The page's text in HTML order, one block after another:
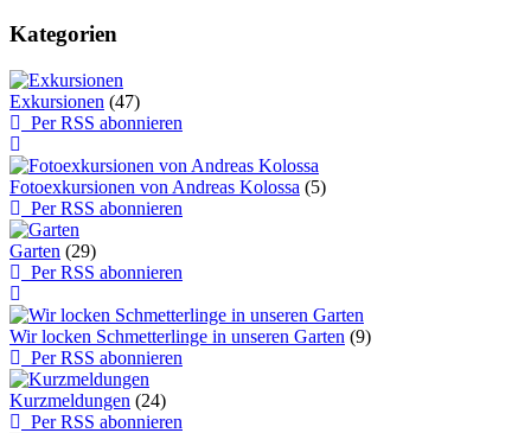
Kategorien
Exkursionen (47)
Per RSS abonnieren
Fotoexkursionen von Andreas Kolossa (5)
Per RSS abonnieren
Garten (29)
Per RSS abonnieren
Wir locken Schmetterlinge in unseren Garten (9)
Per RSS abonnieren
Kurzmeldungen (24)
Per RSS abonnieren